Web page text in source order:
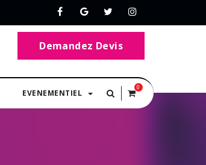
Demandez Devis
EVENEMENTIEL
0